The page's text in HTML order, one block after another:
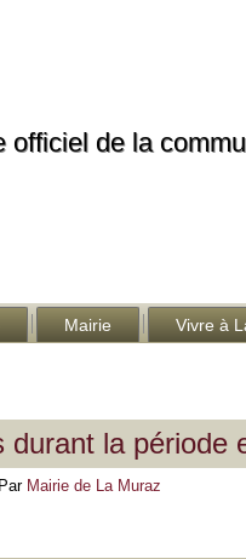
officiel de la
Mairie Vivre à
durant la
Par Mairie de La Muraz